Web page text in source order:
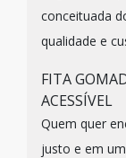
conceituada
qualidade e
FITA
ACESSÍVEL
Quem quer
justo e em